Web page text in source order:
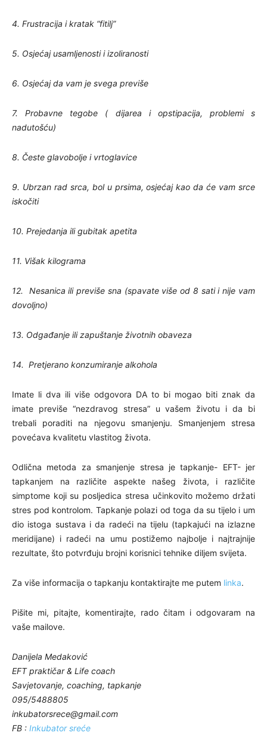
4. Frustracija i kratak “fitilj”
5. Osjećaj usamljenosti i izoliranosti
6. Osjećaj da vam je svega previše
7. Probavne tegobe ( dijarea i opstipacija, problemi s
nadutošću)
8. Česte glavobolje i vrtoglavice
9. Ubrzan rad srca, bol u prsima, osjećaj kao da će vam srce
iskočiti
10. Prejedanja ili gubitak apetita
11. Višak kilograma
12. Nesanica ili previše sna (spavate više od 8 sati i nije vam
dovoljno)
13. Odgađanje ili zapuštanje životnih obaveza
14. Pretjerano konzumiranje alkohola
Imate li dva ili više odgovora DA to bi mogao biti znak da
imate previše “nezdravog stresa” u vašem životu i da bi
trebali poraditi na njegovu smanjenju. Smanjenjem stresa
povećava kvalitetu vlastitog života.
Odlična metoda za smanjenje stresa je tapkanje- EFT- jer
tapkanjem na različite aspekte našeg života, i različite
simptome koji su posljedica stresa učinkovito možemo držati
stres pod kontrolom. Tapkanje polazi od toga da su tijelo i um
dio istoga sustava i da radeći na tijelu (tapkajući na izlazne
meridijane) i radeći na umu postižemo najbolje i najtrajnije
rezultate, što potvrđuju brojni korisnici tehnike diljem svijeta.
Za više informacija o tapkanju kontaktirajte me putem linka.
Pišite mi, pitajte, komentirajte, rado čitam i odgovaram na
vaše mailove.
Danijela Medaković
EFT praktičar & Life coach
Savjetovanje, coaching, tapkanje
095/5488805
inkubatorsrece@gmail.com
FB : Inkubator sreće